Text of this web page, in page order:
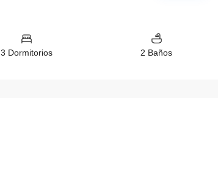
3 Dormitorios 2 Baños